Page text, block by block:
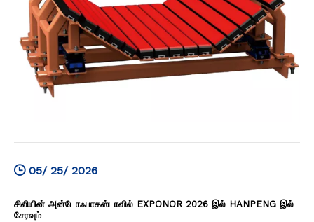
05/ 25/ 2026
சிலியின் அன்டோஃபாகஸ்டாவில் EXPONOR 2026 இல் HANPENG இல்
சேரவும்